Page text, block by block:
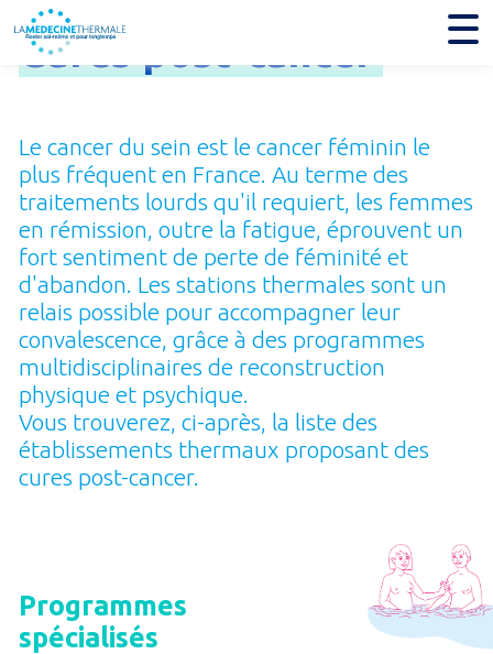
Cures
Le cancer du sein est le cancer féminin le
plus fréquent en France. Au terme des
traitements lourds qu'il requiert, les femmes
en rémission, outre la fatigue, éprouvent un
fort sentiment de perte de féminité et
d'abandon. Les stations thermales sont un
relais possible pour accompagner leur
convalescence, grâce à des programmes
multidisciplinaires de reconstruction
physique et psy­chique.
Vous trouverez, ci-après, la liste des
établissements thermaux proposant des
cures post-cancer.
Programmes
spécialisés